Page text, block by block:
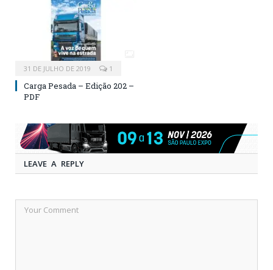
31 DE JULHO DE 2019 1
Carga Pesada – Edição 202 –
PDF
LEAVE A REPLY